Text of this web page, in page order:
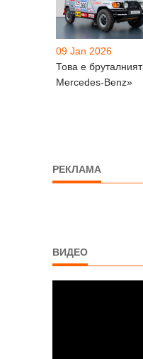
09 Jan 2026
Това е бруталният
Mercedes-Benz»
РЕКЛАМА
ВИДЕО